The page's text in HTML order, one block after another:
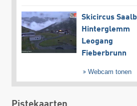
Skicircus
Hinterglemm
Leogang
Fieberbrunn
Webcam tonen